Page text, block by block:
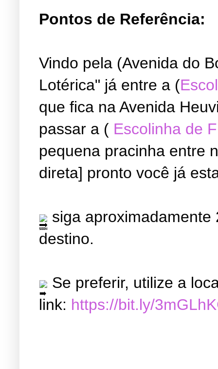
Pontos de Referência:
Vindo pela (Avenida do
Lotérica" já entre a (
que fica na Avenida
passar a ( Escolinha de
pequena pracinha entre
direta] pronto você já
siga
destino.
Se preferir, utilize a
link: https://bit.ly/